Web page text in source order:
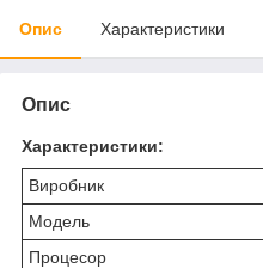
Опис Характеристики
Опис
Характеристики:
Виробник
Модель
Процесор